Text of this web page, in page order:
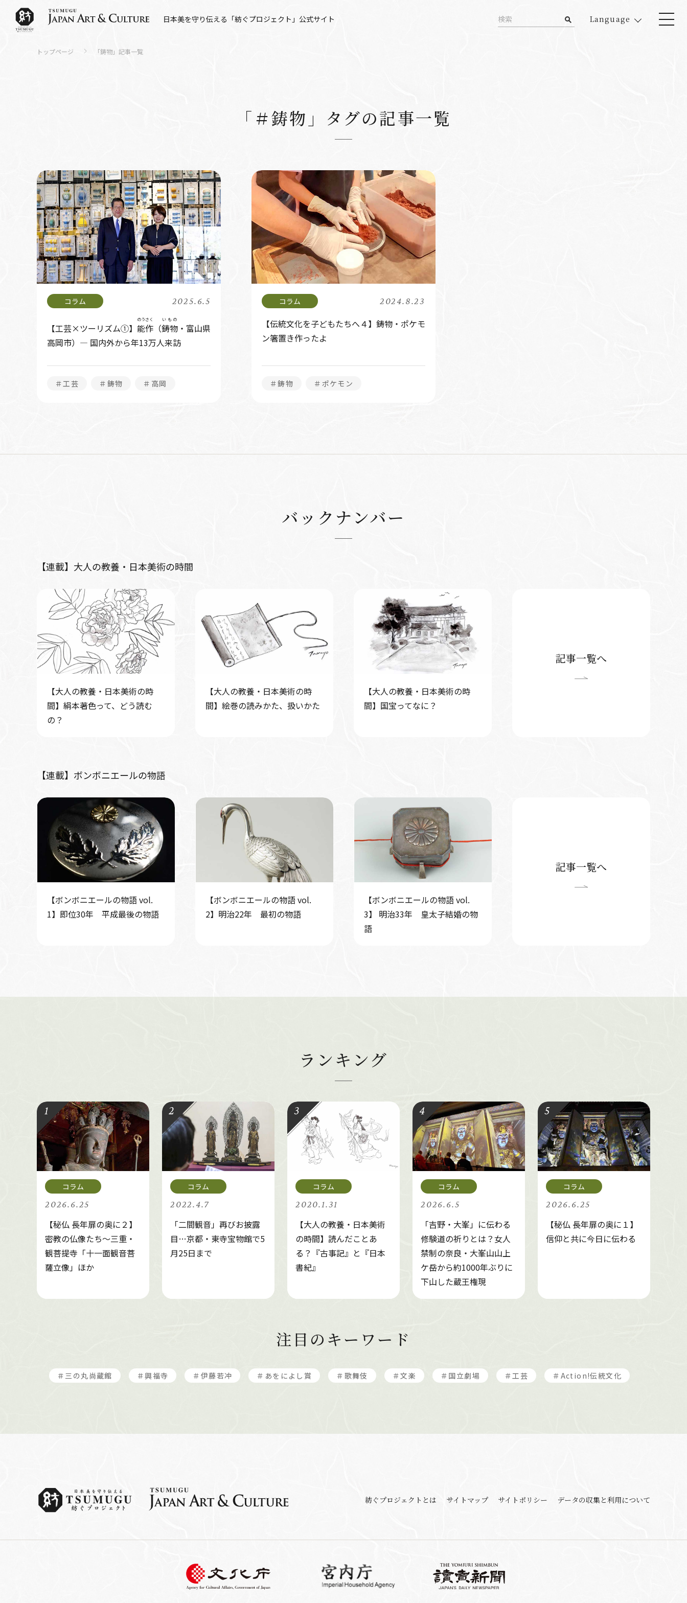
日本美を守り伝える「紡ぐプロジェクト」公式サイト Language
トップページ 「鋳物」記事一覧
「＃鋳物」タグの記事一覧
2025.6.5
【工芸×ツーリズム①】 能作
のうさく
（鋳物
いもの
・富山県
高岡市）― 国内外から年13万人来訪
＃工芸 ＃鋳物 ＃高岡
2024.8.23
【伝統文化を子どもたちへ４】鋳物・ポケモ
ン箸置き作ったよ
＃鋳物 ＃ポケモン
バックナンバー
【連載】大人の教養・日本美術の時間
記事一覧へ
【大人の教養・日本美術の時
間】絹本著色って、どう読む
の？
【大人の教養・日本美術の時
間】絵巻の読みかた、扱いかた
【大人の教養・日本美術の時
間】国宝ってなに？
【連載】ボンボニエールの物語
記事一覧へ
【ボンボニエールの物語 vol.
1】即位30年 平成最後の物語
【ボンボニエールの物語 vol.
2】明治22年 最初の物語
【ボンボニエールの物語 vol.
3】 明治33年 皇太子結婚の物
語
ランキング
2026.6.25
【秘仏 長年扉の奥に２】
密教の仏像たち～三重・
観菩提寺「十一面観音菩
薩立像」ほか
2022.4.7
「二間観音」再びお披露
目…京都・東寺宝物館で5
月25日まで
2020.1.31
【大人の教養・日本美術
の時間】読んだことあ
る？『古事記』と『日本
書紀』
2026.6.5
「吉野・大峯」に伝わる
修験道の祈りとは？女人
禁制の奈良・大峯山山上
ケ岳から約1000年ぶりに
下山した蔵王権現
2026.6.25
【秘仏 長年扉の奥に１】
信仰と共に今日に伝わる
注目のキーワード
＃三の丸尚蔵館 ＃興福寺 ＃伊藤若冲 ＃あをによし賞 ＃歌舞伎 ＃文楽 ＃国立劇場 ＃工芸 ＃Action!伝統文化
紡ぐプロジェクトとは サイトマップ サイトポリシー データの収集と利用について